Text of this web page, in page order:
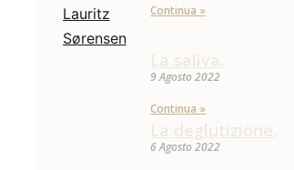
Continua »
La saliva.
9 Agosto 2022
Continua »
La deglutizione.
6 Agosto 2022